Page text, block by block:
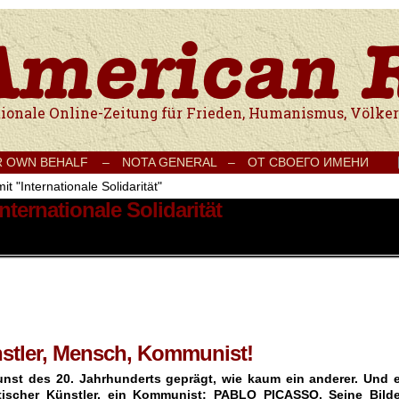
Onlinezeitung für Frieden, Humanismus, Völkerverständigung und
OWN BEHALF – NOTA GENERAL – ОТ СВОЕГО ИМЕНИ
"Internationale Solidarität"
Solidarität
Mensch, Kommunist!
des 20. Jahrhunderts geprägt, wie kaum ein anderer. Und
Künstler, ein Kommunist: PABLO PICASSO. Seine